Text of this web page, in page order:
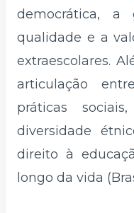
democrática, a
qualidade e a
extraescolares.
articulação
práticas
diversidade
direito à
longo da vida